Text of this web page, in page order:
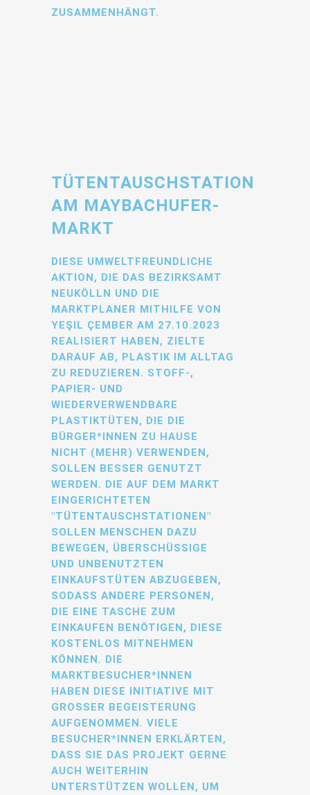
USAMMENHÄNGT.
TÜTENTAUSCHSTATION
AM MAYBACHUFER-
MARKT
DIESE UMWELTFREUNDLICHE
AKTION, DIE DAS BEZIRKSAMT
NEUKÖLLN UND DIE
MARKTPLANER MITHILFE VON
YEŞIL ÇEMBER AM 27.10.2023
REALISIERT HABEN, ZIELTE
DARAUF AB, PLASTIK IM ALLTAG
ZU REDUZIEREN. STOFF-,
PAPIER- UND
WIEDERVERWENDBARE
PLASTIKTÜTEN, DIE DIE
BÜRGER*INNEN ZU HAUSE
NICHT (MEHR) VERWENDEN,
SOLLEN BESSER GENUTZT
WERDEN. DIE AUF DEM MARKT
EINGERICHTETEN
"TÜTENTAUSCHSTATIONEN"
SOLLEN MENSCHEN DAZU
BEWEGEN, ÜBERSCHÜSSIGE
UND UNBENUTZTEN
EINKAUFSTÜTEN ABZUGEBEN,
SODASS ANDERE PERSONEN,
DIE EINE TASCHE ZUM
EINKAUFEN BENÖTIGEN, DIESE
KOSTENLOS MITNEHMEN
KÖNNEN. DIE
MARKTBESUCHER*INNEN
HABEN DIESE INITIATIVE MIT
GROSSER BEGEISTERUNG A
UFGENOMMEN. VIELE B
ESUCHER*INNEN ERKLÄRTEN, D
ASS SIE DAS PROJEKT GERNE A
UCH WEITERHIN U
NTERSTÜTZEN WOLLEN, UM D